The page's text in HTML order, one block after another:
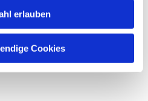
erlauben
Cookies